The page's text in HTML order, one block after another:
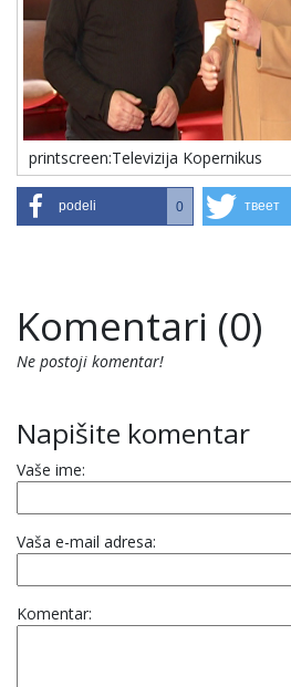
printscreen:Televizija Kopernikus
podeli 0 твеет
Komentari (0)
Ne postoji komentar!
Napišite komentar
Vaše ime:
Vaša e-mail adresa:
Komentar: